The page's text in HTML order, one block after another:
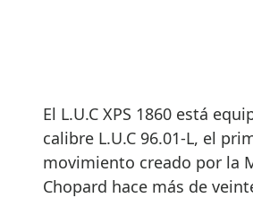
El L.U.C XPS 1860 está
calibre L.U.C 96.01-L, el
movimiento creado por la
Chopard hace más de